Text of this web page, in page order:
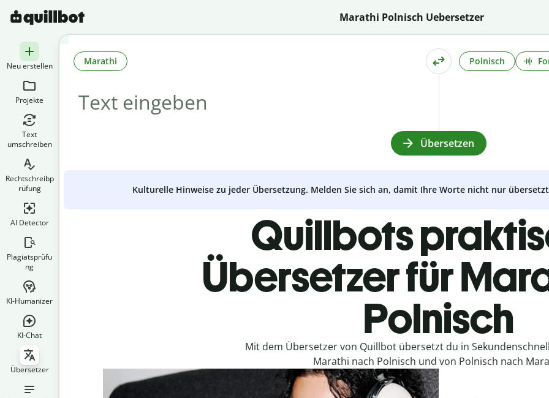
Marathi Polnisch Uebersetzer
Neu erstellen
Projekte
Text
umschreiben
Rechtschreibp
rüfung
AI Detector
Plagiatsprüfu
ng
KI-Humanizer
KI-Chat
Übersetzer
Marathi Polnisch
Übersetzen
Kulturelle Hinweise zu jeder Übersetzung. Melden Sie sich an, damit Ihre Worte nicht nur
Quillbots
Übersetzer für
Polnisch
Mit dem Übersetzer von Quillbot übersetzt du in
Marathi nach Polnisch und von Polnisch nach